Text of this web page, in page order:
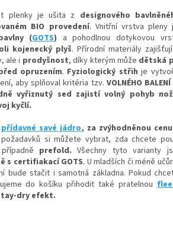
plenky je ušita z designového
BIO provedení. Vnitřní vrstva pleny
(GOTS) a pohodlnou dotykovou
kojenecký plyš. Přírodní materiály
ale i prodyšnost, díky kterým může dětská
opruzením. Fyziologický střih je
aby splňoval kritéria tzv. VOLNÉHO BALENÍ
vyřiznutý sed zajistí volný pohyb
kyčlí.
přídavné savé jádro, za zvýhodněnou
požadavků si můžete vybrat, zda chcete
případně prefold. Všechny tyto varianty
s certifiakací GOTS. U mladších či méně
bude stačit i samotná základna. Pokud
do košíku přihodit také pratelnou
dry efekt.